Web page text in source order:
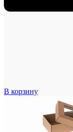
В корзину